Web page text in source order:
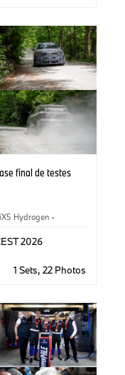
final de testes
iX5 Hydrogen ·
2026
1 Sets, 22 Photos